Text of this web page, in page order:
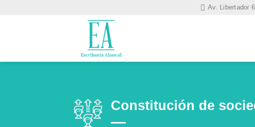
Av. Libertador
Constitución de